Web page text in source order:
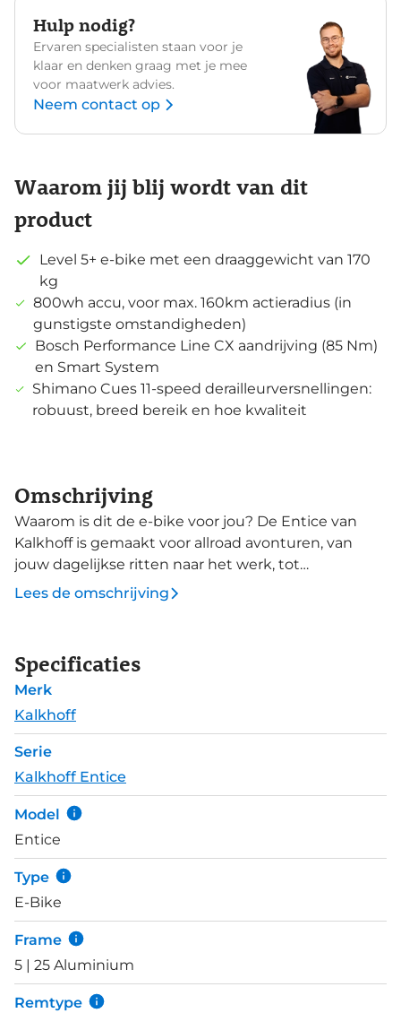
Hulp nodig?
Ervaren specialisten staan voor je
klaar en denken graag met je mee
voor maatwerk advies.
Neem contact op
Waarom jij blij wordt van dit
product
Level 5+ e-bike met een draaggewicht van 170
kg
800wh accu, voor max. 160km actieradius (in
gunstigste omstandigheden)
Bosch Performance Line CX aandrijving (85 Nm)
en Smart System
Shimano Cues 11-speed derailleurversnellingen:
robuust, breed bereik en hoe kwaliteit
Omschrijving
Waarom is dit de e-bike voor jou? De Entice van
Kalkhoff is gemaakt voor allroad avonturen, van
jouw dagelijkse ritten naar het werk, tot
veeleisende ritten in de bergen tijdens je vakantie.
en kunnen heel wat verdragen, met een
draaggewicht van 170 kg. Een krachtige
Performance Line CX met 85Nm koppel is daarom
een logische keuze van Kalkhoff. Samen met de
800Wh, een verende voorvork met 100mm
veerweg en allroad banden van 57mm houdt deze
Entice 5 niet op aan het eind van het asfalt. De
Advance+ uitvoering heeft een robuuste Shimano
Cues groepset met 11 versnellingen met ruim
bereik voor verschillende doeleinden. Al met al een
zeer betrouwbare krachtpatser voor iedere rit.
Lees de omschrijving
Specificaties
Merk
Kalkhoff
Serie
Kalkhoff Entice
Model
Entice
Type
E-Bike
Frame
5 | 25 Aluminium
Remtype